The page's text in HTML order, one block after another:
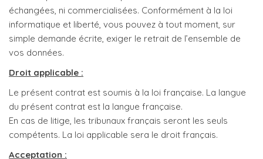
échangées, ni commercialisées. Conformément à la loi
informatique et liberté, vous pouvez à tout moment, sur
simple demande écrite, exiger le retrait de l’ensemble de
vos données.
Droit applicable :
Le présent contrat est soumis à la loi française. La langue
du présent contrat est la langue française.
En cas de litige, les tribunaux français seront les seuls
compétents. La loi applicable sera le droit français.
Acceptation :